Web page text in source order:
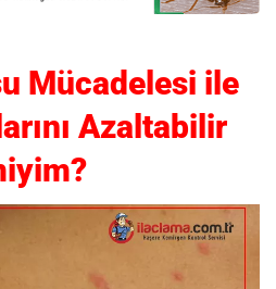
Mücadelesi ile
Azaltabilir